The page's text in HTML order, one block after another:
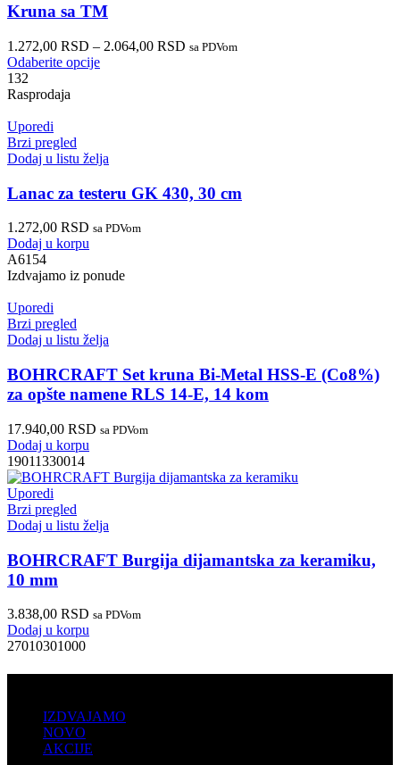
Kruna sa TM
1.272,00 RSD – 2.064,00 RSD sa PDVom
Odaberite opcije
132
Rasprodaja
Uporedi
Brzi pregled
Dodaj u listu želja
Lanac za testeru GK 430, 30 cm
1.272,00 RSD sa PDVom
Dodaj u korpu
A6154
Izdvajamo iz ponude
Uporedi
Brzi pregled
Dodaj u listu želja
BOHRCRAFT Set kruna Bi-Metal HSS-E (Co8%)
za opšte namene RLS 14-E, 14 kom
17.940,00 RSD sa PDVom
Dodaj u korpu
19011330014
Uporedi
Brzi pregled
Dodaj u listu želja
BOHRCRAFT Burgija dijamantska za keramiku,
10 mm
3.838,00 RSD sa PDVom
Dodaj u korpu
27010301000
IZDVAJAMO
NOVO
AKCIJE